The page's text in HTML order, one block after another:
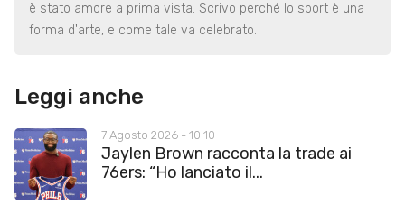
è stato amore a prima vista. Scrivo perché lo sport è una
forma d'arte, e come tale va celebrato.
Leggi anche
7 Agosto 2026 - 10:10
Jaylen Brown racconta la trade ai
76ers: “Ho lanciato il...